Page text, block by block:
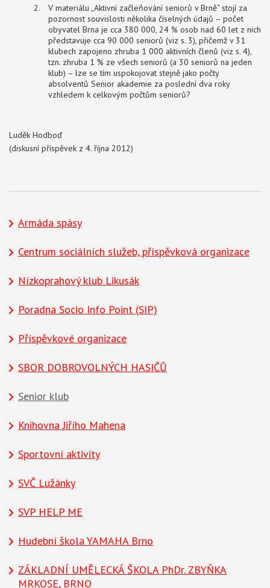
V materiálu „Aktivní začleňování seniorů v Brně“ stojí za
pozornost souvislosti několika číselných údajů – počet
obyvatel Brna je cca 380 000, 24 % osob nad 60 let z nich
představuje cca 90 000 seniorů (viz s. 3), přičemž v 31
klubech zapojeno zhruba 1 000 aktivních členů (viz s. 4),
tzn. zhruba 1 % ze všech seniorů (a 30 seniorů na jeden
klub) – lze se tím uspokojovat stejně jako počty
absolventů Senior akademie za poslední dva roky
vzhledem k celkovým počtům seniorů?
Luděk Hodboď
(diskusní příspěvek z 4. října 2012)
Armáda spásy
Centrum sociálních služeb, příspěvková organizace
Nízkoprahový klub Likusák
Poradna Socio Info Point (SIP)
Příspěvkové organizace
SBOR DOBROVOLNÝCH HASIČŮ
Senior klub
Knihovna Jiřího Mahena
Sportovní aktivity
SVČ Lužánky
SVP HELP ME
Hudební škola YAMAHA Brno
ZÁKLADNÍ UMĚLECKÁ ŠKOLA PhDr. ZBYŇKA
MRKOSE, BRNO